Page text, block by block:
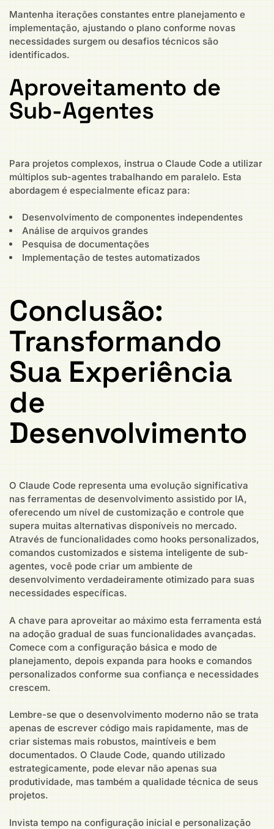
Mantenha iterações constantes entre planejamento e
implementação, ajustando o plano conforme novas
necessidades surgem ou desafios técnicos são
identificados.
Aproveitamento de
Sub-Agentes
Para projetos complexos, instrua o Claude Code a utilizar
múltiplos sub-agentes trabalhando em paralelo. Esta
abordagem é especialmente eficaz para:
Desenvolvimento de componentes independentes
Análise de arquivos grandes
Pesquisa de documentações
Implementação de testes automatizados
Conclusão:
Transformando
Sua Experiência
de
Desenvolvimento
O Claude Code representa uma evolução significativa
nas ferramentas de desenvolvimento assistido por IA,
oferecendo um nível de customização e controle que
supera muitas alternativas disponíveis no mercado.
Através de funcionalidades como hooks personalizados,
comandos customizados e sistema inteligente de sub-
agentes, você pode criar um ambiente de
desenvolvimento verdadeiramente otimizado para suas
necessidades específicas.
A chave para aproveitar ao máximo esta ferramenta está
na adoção gradual de suas funcionalidades avançadas.
Comece com a configuração básica e modo de
planejamento, depois expanda para hooks e comandos
personalizados conforme sua confiança e necessidades
crescem.
Lembre-se que o desenvolvimento moderno não se trata
apenas de escrever código mais rapidamente, mas de
criar sistemas mais robustos, maintíveis e bem
documentados. O Claude Code, quando utilizado
estrategicamente, pode elevar não apenas sua
produtividade, mas também a qualidade técnica de seus
projetos.
Invista tempo na configuração inicial e personalização